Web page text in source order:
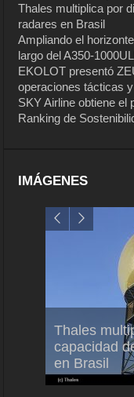
Thales multiplica por
radares en Brasil
Ampliando el
largo del A350-
EKOLOT presentó
operaciones tácticas
SKY Airline obtiene el
Ranking de
IMÁGENES
Thales
capacidad
en Brasil